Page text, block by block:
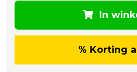
In
% Korting